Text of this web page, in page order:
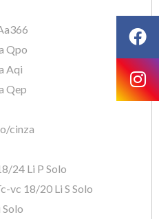
Qpo
Aqi
Qep
cinza
24 Li P Solo
vc 18/20 Li S Solo